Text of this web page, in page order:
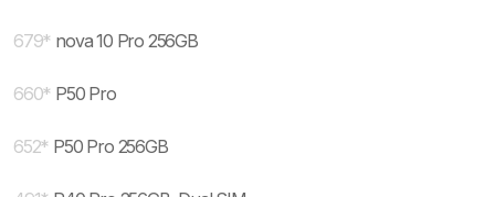
679* nova 10 Pro 256GB
660* P50 Pro
652* P50 Pro 256GB